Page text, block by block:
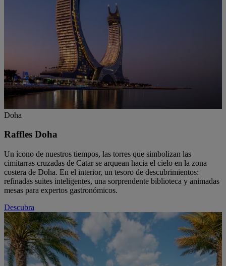
Doha
Raffles Doha
Un ícono de nuestros tiempos, las torres que simbolizan las
cimitarras cruzadas de Catar se arquean hacia el cielo en la zona
costera de Doha. En el interior, un tesoro de descubrimientos:
refinadas suites inteligentes, una sorprendente biblioteca y animadas
mesas para expertos gastronómicos.
Descubra